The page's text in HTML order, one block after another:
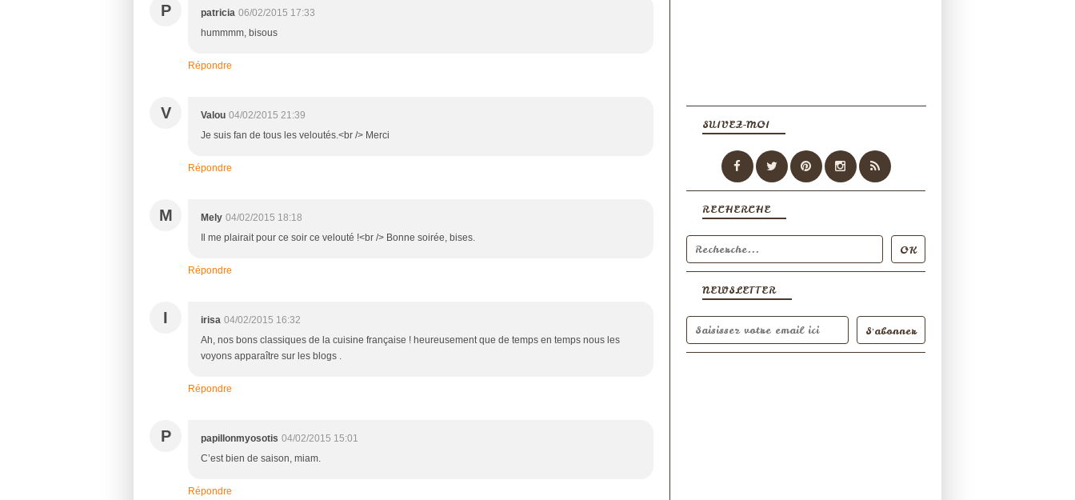
P patricia 06/02/2015 17:33
hummmm, bisous
Répondre
V Valou 04/02/2015 21:39
Je suis fan de tous les veloutés.<br /> Merci
Répondre
M Mely 04/02/2015 18:18
Il me plairait pour ce soir ce velouté !<br /> Bonne soirée, bises.
Répondre
I irisa 04/02/2015 16:32
Ah, nos bons classiques de la cuisine française ! heureusement que de temps en temps nous les
voyons apparaître sur les blogs .
Répondre
P papillonmyosotis 04/02/2015 15:01
C’est bien de saison, miam.
Répondre
NEWSLETTER
SUIVEZ-MOI
RECHERCHE